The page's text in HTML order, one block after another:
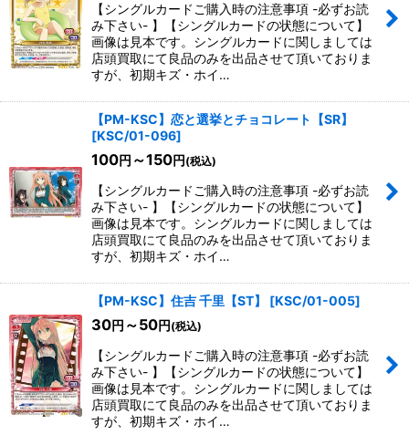
【シングルカードご購入時の注意事項 -必ずお読
み下さい- 】【シングルカードの状態について】
画像は見本です。シングルカードに関しましては
店頭買取にて良品のみを出品させて頂いておりま
すが、初期キズ・ホイ…
【PM-KSC】恋と選挙とチョコレート【SR】
[KSC/01-096]
100円 ～150円 (税込)
【シングルカードご購入時の注意事項 -必ずお読
み下さい- 】【シングルカードの状態について】
画像は見本です。シングルカードに関しましては
店頭買取にて良品のみを出品させて頂いておりま
すが、初期キズ・ホイ…
【PM-KSC】住吉 千里【ST】 [KSC/01-005]
30円 ～50円 (税込)
【シングルカードご購入時の注意事項 -必ずお読
み下さい- 】【シングルカードの状態について】
画像は見本です。シングルカードに関しましては
店頭買取にて良品のみを出品させて頂いておりま
すが、初期キズ・ホイ…